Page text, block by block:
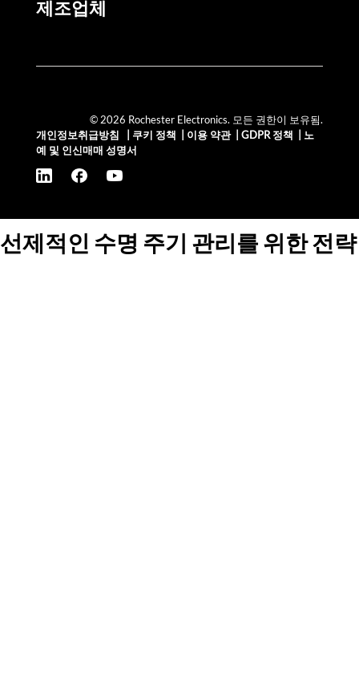
제조업체
© 2026 Rochester Electronics. 모든 권한이 보유됨.
개인정보취급방침
쿠키 정책 이용 약관| GDPR 정책
노
예 및 인신매매 성명서
선제적인 수명 주기 관리를 위한 전략